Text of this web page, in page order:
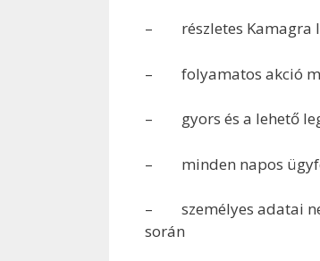
– részletes Kamagra
– folyamatos akció
– gyors és a lehető
– minden napos
– személyes adatai
során